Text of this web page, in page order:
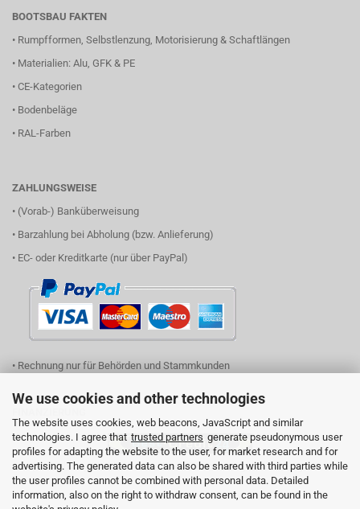
We use cookies and other technologies
The website uses cookies, web beacons, JavaScript and similar
technologies. I agree that trusted partners generate pseudonymous user
profiles for adapting the website to the user, for market research and for
advertising. The generated data can also be shared with third parties while
the user profiles cannot be combined with personal data. Detailed
information, also on the right to withdraw consent, can be found in the
BOOTSBAU FAKTEN
• Rumpfformen, Selbstlenzung, Motorisierung & Schaftlängen
• Materialien: Alu, GFK & PE
• CE-Kategorien
• Bodenbeläge
• RAL-Farben
ZAHLUNGSWEISE
• (Vorab-) Banküberweisung
• Barzahlung bei Abholung (bzw. Anlieferung)
• EC- oder Kreditkarte (nur über PayPal)
• Rechnung nur für Behörden und Stammkunden
(einfach Logo anklicken und Ihren Finanzierungsbedarf eingeben)